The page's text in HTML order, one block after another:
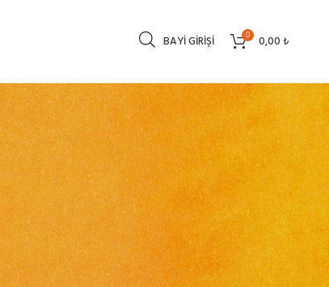
BAYI GIRIŞI 0 0,00₺